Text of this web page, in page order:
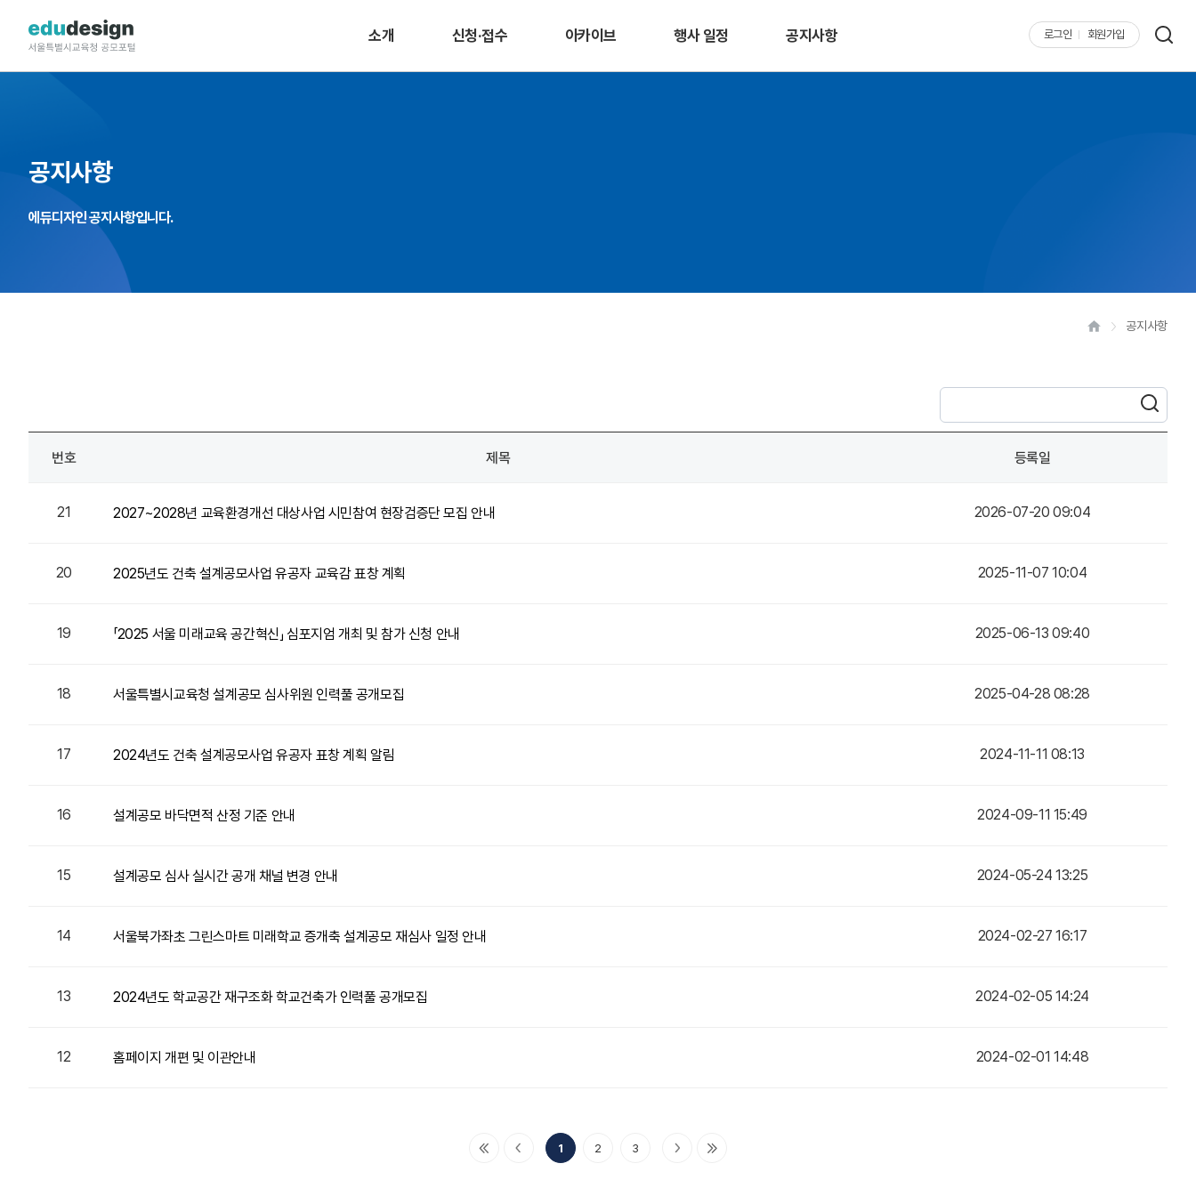
소개 신청·접수 아카이브 행사 일정 공지사항 로그인 회원가입
공지사항
에듀디자인 공지사항입니다.
공지사항
번호 제목 등록일
21 2027~2028년 교육환경개선 대상사업 시민참여 현장검증단 모집 안내 2026-07-20 09:04
20 2025년도 건축 설계공모사업 유공자 교육감 표창 계획 2025-11-07 10:04
19 「2025 서울 미래교육 공간혁신」 심포지엄 개최 및 참가 신청 안내 2025-06-13 09:40
18 서울특별시교육청 설계공모 심사위원 인력풀 공개모집 2025-04-28 08:28
17 2024년도 건축 설계공모사업 유공자 표창 계획 알림 2024-11-11 08:13
16 설계공모 바닥면적 산정 기준 안내 2024-09-11 15:49
15 설계공모 심사 실시간 공개 채널 변경 안내 2024-05-24 13:25
14 서울북가좌초 그린스마트 미래학교 증개축 설계공모 재심사 일정 안내 2024-02-27 16:17
13 2024년도 학교공간 재구조화 학교건축가 인력풀 공개모집 2024-02-05 14:24
12 홈페이지 개편 및 이관안내 2024-02-01 14:48
1 2 3